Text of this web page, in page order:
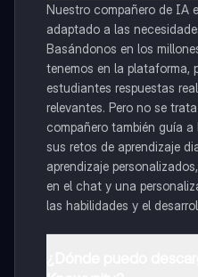
Nuestro compañero de IA
adaptado a las
Basándonos en los
tenemos en la plataforma,
estudiantes respuestas
relevantes. Pero no se
compañero también guía
sus retos de aprendizaje
aprendizaje
en el chat y una
las habilidades y el